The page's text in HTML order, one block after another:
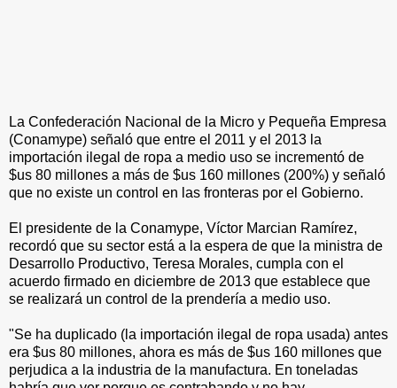
La Confederación Nacional de la Micro y Pequeña Empresa
(Conamype) señaló que entre el 2011 y el 2013 la
importación ilegal de ropa a medio uso se incrementó de
$us 80 millones a más de $us 160 millones (200%) y señaló
que no existe un control en las fronteras por el Gobierno.
El presidente de la Conamype, Víctor Marcian Ramírez,
recordó que su sector está a la espera de que la ministra de
Desarrollo Productivo, Teresa Morales, cumpla con el
acuerdo firmado en diciembre de 2013 que establece que
se realizará un control de la prendería a medio uso.
"Se ha duplicado (la importación ilegal de ropa usada) antes
era $us 80 millones, ahora es más de $us 160 millones que
perjudica a la industria de la manufactura. En toneladas